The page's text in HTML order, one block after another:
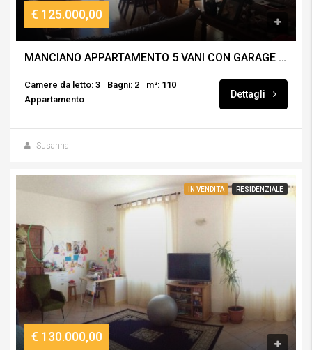
€ 125.000,00
MANCIANO APPARTAMENTO 5 VANI CON GARAGE E CANTINA
Camere da letto: 3 Bagni: 2
m²: 110
Appartamento
Dettagli
Susanna
IN VENDITA RESIDENZIALE
€ 130.000,00